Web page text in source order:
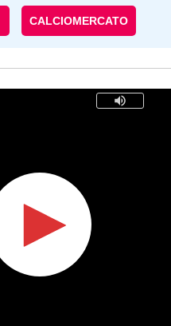
CALCIOMERCATO